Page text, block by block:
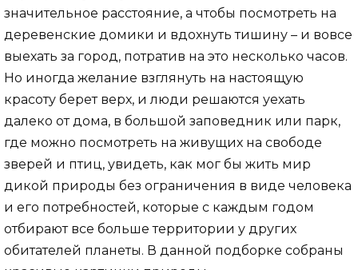
значительное расстояние, а чтобы посмотреть на
деревенские домики и вдохнуть тишину – и вовсе
выехать за город, потратив на это несколько часов.
Но иногда желание взглянуть на настоящую
красоту берет верх, и люди решаются уехать
далеко от дома, в большой заповедник или парк,
где можно посмотреть на живущих на свободе
зверей и птиц, увидеть, как мог бы жить мир
дикой природы без ограничения в виде человека
и его потребностей, которые с каждым годом
отбирают все больше территории у других
обитателей планеты. В данной подборке собраны